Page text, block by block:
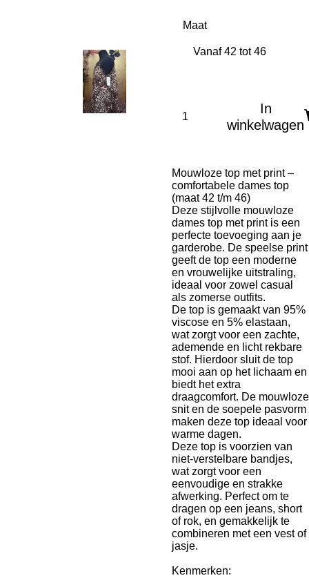
Maat
In
winkelwagen
Mouwloze top met print –
comfortabele dames top
(maat 42 t/m 46)
Deze stijlvolle mouwloze
dames top met print is een
perfecte toevoeging aan je
garderobe. De speelse print
geeft de top een moderne
en vrouwelijke uitstraling,
ideaal voor zowel casual
als zomerse outfits.
De top is gemaakt van 95%
viscose en 5% elastaan,
wat zorgt voor een zachte,
ademende en licht rekbare
stof. Hierdoor sluit de top
mooi aan op het lichaam en
biedt het extra
draagcomfort. De mouwloze
snit en de soepele pasvorm
maken deze top ideaal voor
warme dagen.
Deze top is voorzien van
niet-verstelbare bandjes,
wat zorgt voor een
eenvoudige en strakke
afwerking. Perfect om te
dragen op een jeans, short
of rok, en gemakkelijk te
combineren met een vest of
jasje.
Kenmerken: